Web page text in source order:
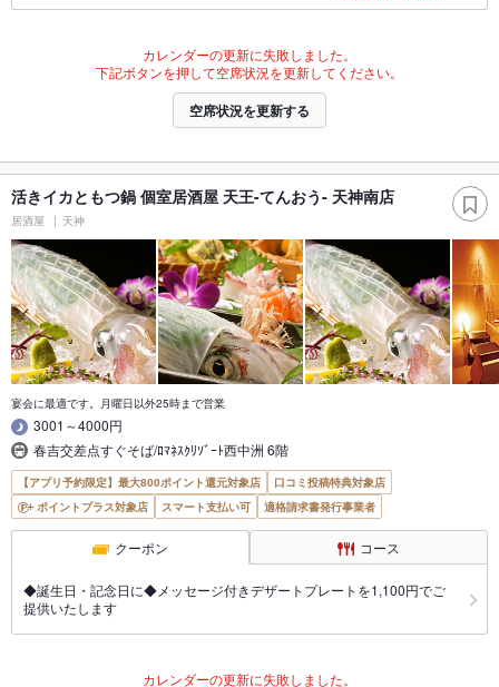
カレンダーの更新に失敗しました。
下記ボタンを押して空席状況を更新してください。
空席状況を更新する
活きイカともつ鍋 個室居酒屋 天王-てんおう- 天神南店
居酒屋 天神
宴会に最適です。月曜日以外25時まで営業
3001～4000円
春吉交差点すぐそば/ﾛﾏﾈｽｸﾘｿﾞｰﾄ西中洲 6階
【アプリ予約限定】最大800ポイント還元対象店
口コミ投稿特典対象店
ポイントプラス対象店
スマート支払い可 適格請求書発行事業者
クーポン コース
◆誕生日・記念日に◆メッセージ付きデザートプレートを1,100円でご
提供いたします
カレンダーの更新に失敗しました。